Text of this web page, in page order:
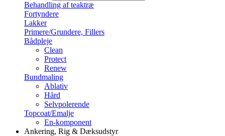
Behandling af teaktræ
Fortyndere
Lakker
Primere/Grundere, Fillers
Bådpleje
Clean
Protect
Renew
Bundmaling
Ablativ
Hård
Selvpolerende
Topcoat/Emalje
En-komponent
Ankering, Rig & Dæksudstyr